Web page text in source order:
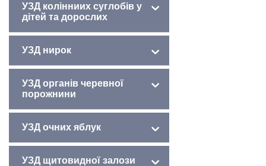
УЗД колінниих суглобів у
дітей та дорослих
УЗД нирок
УЗД органів черевної
порожнини
УЗД очних яблук
УЗД щитовидної залози